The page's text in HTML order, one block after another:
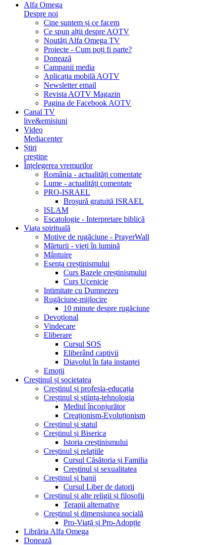
Alfa Omega
Despre noi
Cine suntem și ce facem
Ce spun alții despre AOTV
Noutăți Alfa Omega TV
Proiecte - Cum poți fi parte?
Donează
Campanii media
Aplicația mobilă AOTV
Newsletter email
Revista AOTV Magazin
Pagina de Facebook AOTV
Canal TV
live&emisiuni
Video
Mediacenter
Știri
creștine
Înțelegerea vremurilor
România - actualități comentate
Lume - actualități comentate
PRO-ISRAEL
Broșură gratuită ISRAEL
ISLAM
Escatologie - Interpretare biblică
Viața spirituală
Motive de rugăciune - PrayerWall
Mărturii - vieți în lumină
Mântuire
Esența creștinismului
Curs Bazele creștinismului
Curs Ucenicie
Intimitate cu Dumnezeu
Rugăciune-mijlocire
10 minute despre rugăciune
Devoțional
Vindecare
Eliberare
Cursul SOS
Eliberând captivii
Diavolul în fața instanței
Emoții
Creștinul și societatea
Creștinul și profesia-educația
Creștinul și știința-tehnologia
Mediul înconjurător
Creaționism-Evoluționism
Creștinul și statul
Creștinul și Biserica
Istoria creștinismului
Creștinul și relațiile
Cursul Căsătoria și Familia
Creștinul și sexualitatea
Creștinul și banii
Cursul Liber de datorii
Creștinul și alte religii și filosofii
Terapii alternative
Creștinul și dimensiunea socială
Pro-Viață și Pro-Adopție
Librăria Alfa Omega
Donează